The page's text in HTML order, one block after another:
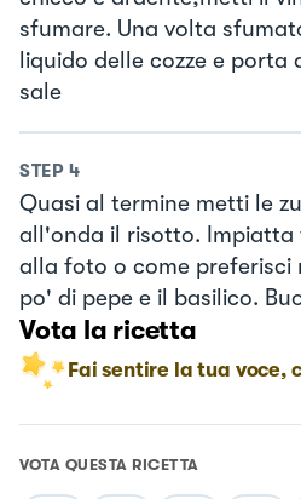
sfumare. Una volta
liquido delle cozze e porta
sale
STEP 4
Quasi al termine metti le
all'onda il risotto. Impiatta
alla foto o come preferisci
po' di pepe e il basilico.
Vota la ricetta
Fai sentire la tua voce,
VOTA QUESTA RICETTA